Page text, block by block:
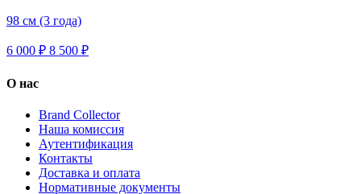
98 см (3 года)
6 000 ₽ 8 500 ₽
О нас
Brand Collector
Наша комиссия
Аутентификация
Контакты
Доставка и оплата
Нормативные документы